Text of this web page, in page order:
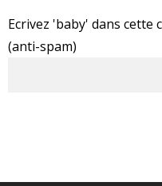
Ecrivez 'baby' dans
(anti-spam)